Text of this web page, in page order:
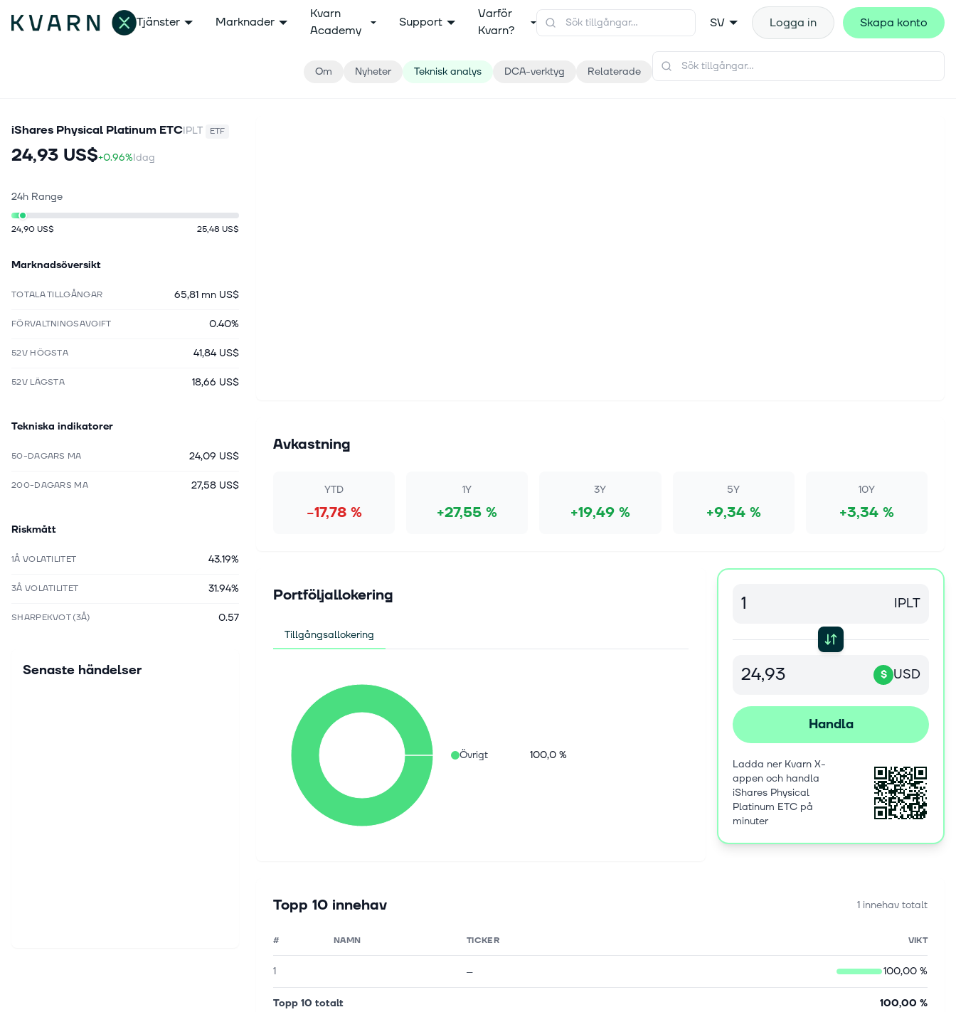
Tjänster Marknader
Kvarn
Academy
Support
Varför
Kvarn?
SV Logga in Skapa konto
Om Nyheter Teknisk analys DCA-verktyg Relaterade
iShares Physical Platinum ETCIPLT ETF
24,93 US$+0.96%Idag
24h Range
24,90 US$ 25,48 US$
Marknadsöversikt
TOTALA TILLGÅNGAR 65,81 mn US$
FÖRVALTNINGSAVGIFT 0.40%
52V HÖGSTA 41,84 US$
52V LÄGSTA 18,66 US$
Tekniska indikatorer
50-DAGARS MA 24,09 US$
200-DAGARS MA 27,58 US$
Riskmått
1Å VOLATILITET 43.19%
3Å VOLATILITET 31.94%
SHARPEKVOT (3Å) 0.57
Senaste händelser
Avkastning
YTD
−17,78 %
1Y
+27,55 %
3Y
+19,49 %
5Y
+9,34 %
10Y
+3,34 %
Portföljallokering
Tillgångsallokering
Övrigt 100,0 %
IPLT
$ USD
Handla
Ladda ner Kvarn X-
appen och handla
iShares Physical
Platinum ETC på
minuter
Topp 10 innehav 1 innehav totalt
# NAMN TICKER VIKT
1 — 100,00 %
Topp 10 totalt 100,00 %